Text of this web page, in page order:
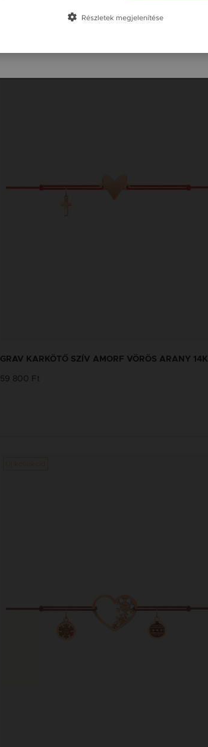
GRAV KARKÖTŐ SZÍV AMORF VÖRÖS ARANY 14K
59 800 Ft
Slovensko / SK
Részletek megjelenítése